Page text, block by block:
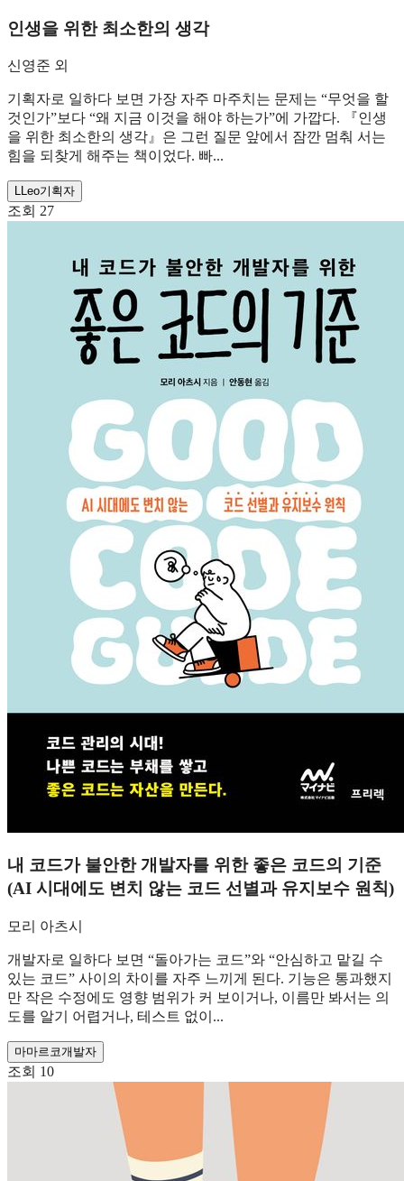
인생을 위한 최소한의 생각
신영준 외
기획자로 일하다 보면 가장 자주 마주치는 문제는 “무엇을 할
것인가”보다 “왜 지금 이것을 해야 하는가”에 가깝다. 『인생
을 위한 최소한의 생각』은 그런 질문 앞에서 잠깐 멈춰 서는
힘을 되찾게 해주는 책이었다. 빠...
LLeo기획자
조회 27
내 코드가 불안한 개발자를 위한 좋은 코드의 기준
(AI 시대에도 변치 않는 코드 선별과 유지보수 원칙)
모리 아츠시
개발자로 일하다 보면 “돌아가는 코드”와 “안심하고 맡길 수
있는 코드” 사이의 차이를 자주 느끼게 된다. 기능은 통과했지
만 작은 수정에도 영향 범위가 커 보이거나, 이름만 봐서는 의
도를 알기 어렵거나, 테스트 없이...
마마르코 개발자
조회 10